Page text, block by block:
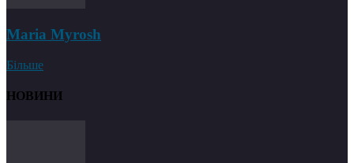
Maria Myrosh
Більше
НОВИНИ